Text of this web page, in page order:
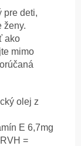
pre deti,
ženy.
ako
mimo
olej z
E 6,7mg
=